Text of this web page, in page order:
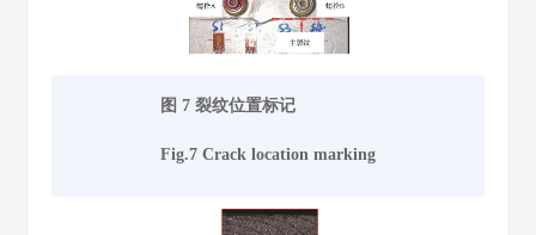
图 7 裂纹位置标记
Fig.7 Crack location marking